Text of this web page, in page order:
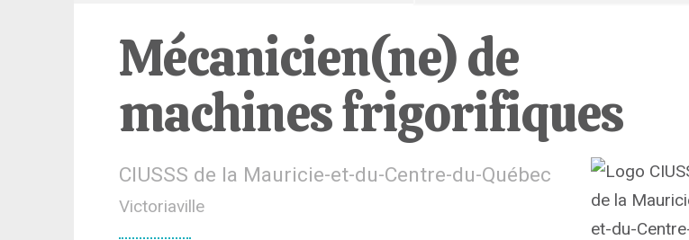
Mécanicien(ne) de
machines frigorifiques
CIUSSS de la Mauricie-et-du-Centre-du-Québec
Victoriaville